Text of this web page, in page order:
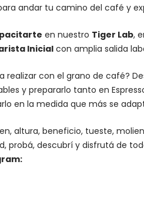
andar tu camino del café y
en nuestro Tiger Lab,
Inicial con amplia salida
realizar con el grano de café?
y prepararlo tanto en
en la medida que más se
altura, beneficio, tueste,
probá, descubrí y disfrutá de